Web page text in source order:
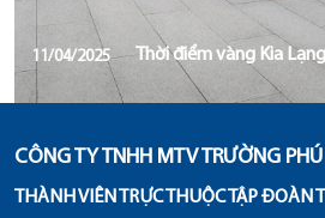
11/04/2025
Thời điểm vàng Kia
nhân dịp lễ 30/04 và 01/
CÔNG TY TNHH MTV TRƯỜNG PHÚ
THÀNH VIÊN TRỰC THUỘC TẬP ĐOÀN